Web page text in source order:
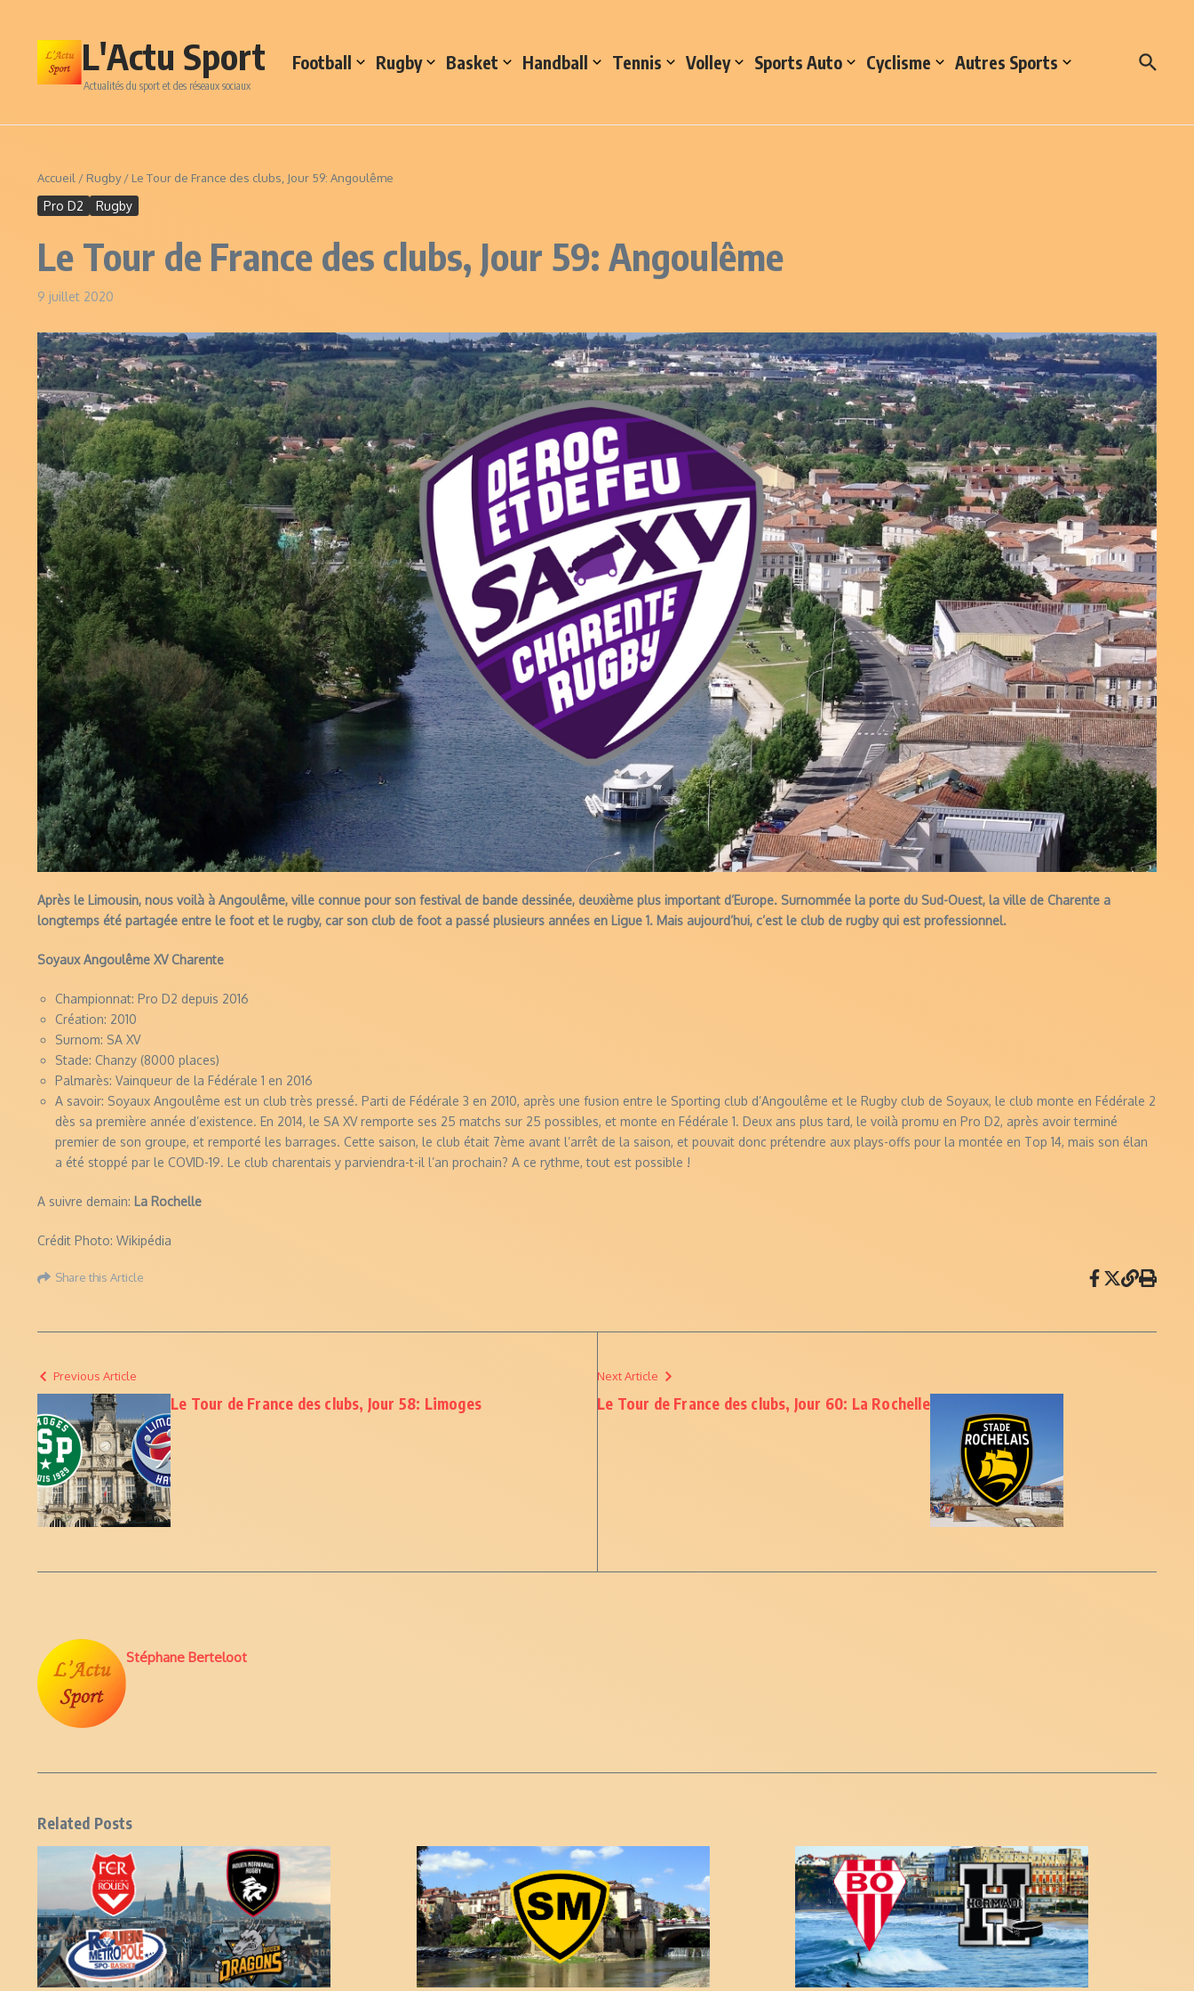
L'Actu Sport
Actualités du sport et des réseaux sociaux
Football Rugby Basket Handball Tennis Volley Sports Auto Cyclisme Autres Sports
Accueil / Rugby/ Le Tour de France des clubs, Jour 59: Angoulême
Pro D2 Rugby
Le Tour de France des clubs, Jour 59: Angoulême
9 juillet 2020
Après le Limousin, nous voilà à Angoulême, ville connue pour son festival de bande dessinée, deuxième plus important d’Europe. Surnommée la porte du Sud-Ouest, la ville de Charente a
longtemps été partagée entre le foot et le rugby, car son club de foot a passé plusieurs années en Ligue 1. Mais aujourd’hui, c’est le club de rugby qui est professionnel.
Soyaux Angoulême XV Charente
Championnat: Pro D2 depuis 2016
Création: 2010
Surnom: SA XV
Stade: Chanzy (8000 places)
Palmarès: Vainqueur de la Fédérale 1 en 2016
A savoir: Soyaux Angoulême est un club très pressé. Parti de Fédérale 3 en 2010, après une fusion entre le Sporting club d’Angoulême et le Rugby club de Soyaux, le club monte en Fédérale 2
dès sa première année d’existence. En 2014, le SA XV remporte ses 25 matchs sur 25 possibles, et monte en Fédérale 1. Deux ans plus tard, le voilà promu en Pro D2, après avoir terminé
premier de son groupe, et remporté les barrages. Cette saison, le club était 7ème avant l’arrêt de la saison, et pouvait donc prétendre aux plays-offs pour la montée en Top 14, mais son élan
a été stoppé par le COVID-19. Le club charentais y parviendra-t-il l’an prochain? A ce rythme, tout est possible !
A suivre demain: La Rochelle
Crédit Photo: Wikipédia
Share this Article
Previous Article
Le Tour de France des clubs, Jour 58: Limoges
Next Article
Le Tour de France des clubs, Jour 60: La Rochelle
Stéphane Berteloot
Related Posts